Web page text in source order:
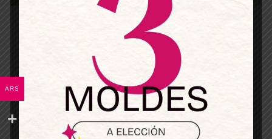
Guía fácil para ajustar la tensión de tu máquina
de coser (ideal principiantes)
¿Tus puntadas quedan flojas o apretadas?
Aprende a ajustar la tensión de tu máquina de
coser familiar con este paso a paso sencillo.
Cuando empezamos a coser en una máquina
de coser familiar, una de las dudas más
comunes es: ¿cómo regular la tensión del hilo
ARS